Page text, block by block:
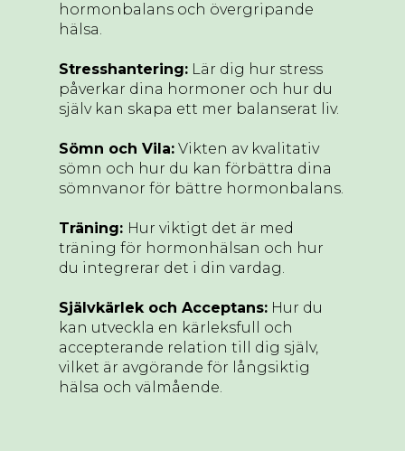
hormonbalans och övergripande
hälsa.
Stresshantering: Lär dig hur stress
påverkar dina hormoner och hur du
själv kan skapa ett mer balanserat liv.
Sömn och Vila: Vikten av kvalitativ
sömn och hur du kan förbättra dina
sömnvanor för bättre hormonbalans.
Träning: Hur viktigt det är med
träning för hormonhälsan och hur
du integrerar det i din vardag.
Självkärlek och Acceptans: Hur du
kan utveckla en kärleksfull och
accepterande relation till dig själv,
vilket är avgörande för långsiktig
hälsa och välmående.